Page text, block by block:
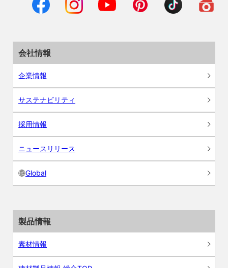
会社情報
企業情報
サステナビリティ
採用情報
ニュースリリース
Global
製品情報
素材情報